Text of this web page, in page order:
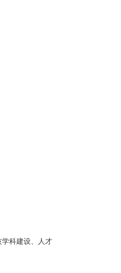
科建设、人才